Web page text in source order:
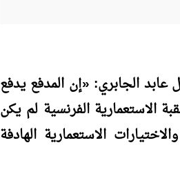
عابد الجابري: «إن المدفع يدفع
الاستعمارية الفرنسية لم يكن
الاستعمارية الهادفة